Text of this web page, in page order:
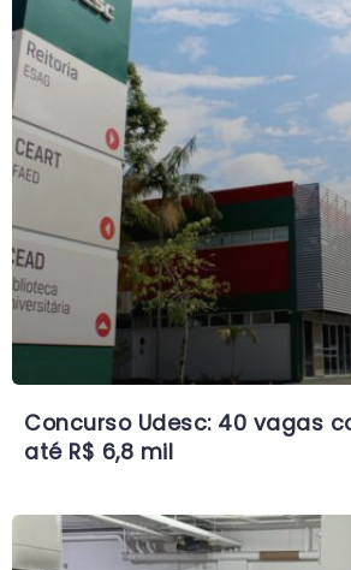
Concurso Udesc: 40 vagas
até R$ 6,8 mil